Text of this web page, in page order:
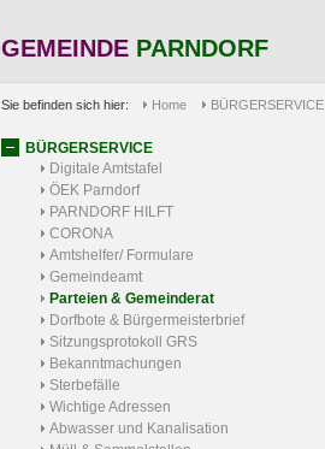
GEMEINDE PARNDORF
Sie befinden sich hier: Home BÜRGERSERVICE
BÜRGERSERVICE
Digitale Amtstafel
ÖEK Parndorf
PARNDORF HILFT
CORONA
Amtshelfer/ Formulare
Gemeindeamt
Parteien & Gemeinderat
Dorfbote & Bürgermeisterbrief
Sitzungsprotokoll GRS
Bekanntmachungen
Sterbefälle
Wichtige Adressen
Abwasser und Kanalisation